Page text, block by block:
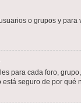
o grupos y
para cada foro,
seguro de por qué